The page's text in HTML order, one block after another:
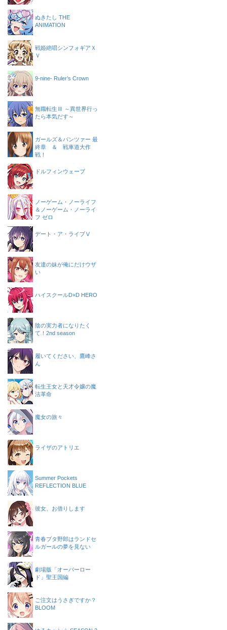
ぬきたし THE
ANIMATION
戦姫絶唱シンフォギアＸ
Ｖ
9-nine- Ruler’s Crown
無職転生Ⅲ ～異世界行っ
たら本気だす～
ガールズ＆パンツァー 最
終章 ＆ 戦車道大作
戦！
ドルフィンウェーブ
ノーゲーム・ノーライフ
＆ノーゲーム・ノーライ
フ ゼロ
デート・ア・ライブⅤ
友達の妹が俺にだけウザ
い
ハイスクールD×D HERO
陰の実力者になりたく
て！2nd season
履いてください、鷹峰さ
ん
転生王女と天才令嬢の魔
法革命
魔女の旅々
ライザのアトリエ
Summer Pockets
REFLECTION BLUE
彼女、お借りします
青春ブタ野郎はランドセ
ルガールの夢を見ない
劇場版「オーバーロー
ド」聖王国編
ご注文はうさぎですか？
BLOOM